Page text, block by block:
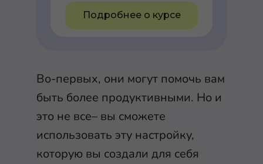
Подробнее о курсе
Во-первых, они могут помочь вам
быть более продуктивными. Но и
это не все– вы сможете
использовать эту настройку,
которую вы создали для себя